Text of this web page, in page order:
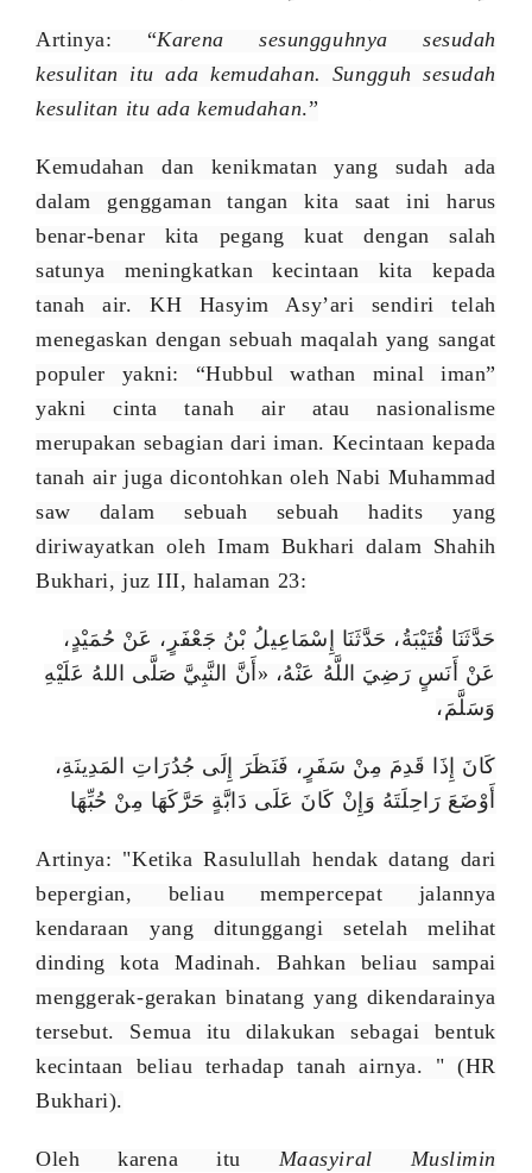
Artinya: “Karena sesungguhnya sesudah
kesulitan itu ada kemudahan. Sungguh sesudah
kesulitan itu ada kemudahan.”
Kemudahan dan kenikmatan yang sudah ada
dalam genggaman tangan kita saat ini harus
benar-benar kita pegang kuat dengan salah
satunya meningkatkan kecintaan kita kepada
tanah air. KH Hasyim Asy’ari sendiri telah
menegaskan dengan sebuah maqalah yang sangat
populer yakni: “Hubbul wathan minal iman”
yakni cinta tanah air atau nasionalisme
merupakan sebagian dari iman. Kecintaan kepada
tanah air juga dicontohkan oleh Nabi Muhammad
saw dalam sebuah sebuah hadits yang
diriwayatkan oleh Imam Bukhari dalam Shahih
Bukhari, juz III, halaman 23:
حَدَّثَنَا قُتَيْبَةُ، حَدَّثَنَا إِسْمَاعِيلُ بْنُ جَعْفَرٍ، عَنْ حُمَيْدٍ،
عَنْ أَنَسٍ رَضِيَ اللَّهُ عَنْهُ، «أَنَّ النَّبِيَّ صَلَّى اللهُ عَلَيْهِ
وَسَلَّمَ،
كَانَ إِذَا قَدِمَ مِنْ سَفَرٍ، فَنَظَرَ إِلَى جُدُرَاتِ المَدِينَةِ،
أَوْضَعَ رَاحِلَتَهُ وَإِنْ كَانَ عَلَى دَابَّةٍ حَرَّكَهَا مِنْ حُبِّهَا
Artinya: "Ketika Rasulullah hendak datang dari
bepergian, beliau mempercepat jalannya
kendaraan yang ditunggangi setelah melihat
dinding kota Madinah. Bahkan beliau sampai
menggerak-gerakan binatang yang dikendarainya
tersebut. Semua itu dilakukan sebagai bentuk
kecintaan beliau terhadap tanah airnya. " (HR
Bukhari).
Oleh karena itu Maasyiral Muslimin